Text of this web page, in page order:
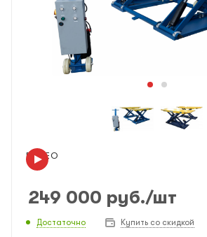
ВИДЕО
249 000 руб./шт
Достаточно Купить со скидкой